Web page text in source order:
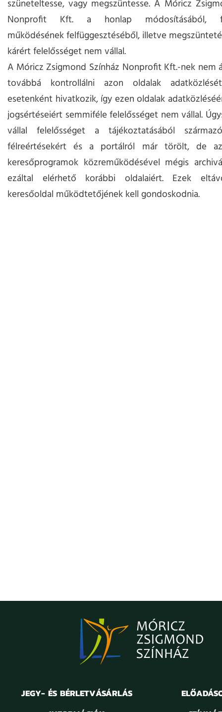
szüneteltesse, vagy megszüntesse. A Móricz
Nonprofit Kft. a honlap módosításából,
működésének felfüggesztéséből, illetve
kárért felelősséget nem vállal.
A Móricz Zsigmond Színház Nonprofit Kft.-nek nem
továbbá kontrollálni azon oldalak
esetenként hivatkozik, így ezen oldalak
jogsértéseiért semmiféle felelősséget nem vállal.
vállal felelősséget a tájékoztatásából
félreértésekért és a portálról már törölt, de
keresőprogramok közreműködésével mégis
ezáltal elérhető korábbi oldalaiért. Ezek
keresőoldal működtetőjének kell gondoskodnia.
JEGY- ÉS BÉRLETVÁSÁRLÁS